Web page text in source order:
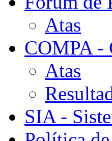
Atas
COMPA -
Atas
SIA -